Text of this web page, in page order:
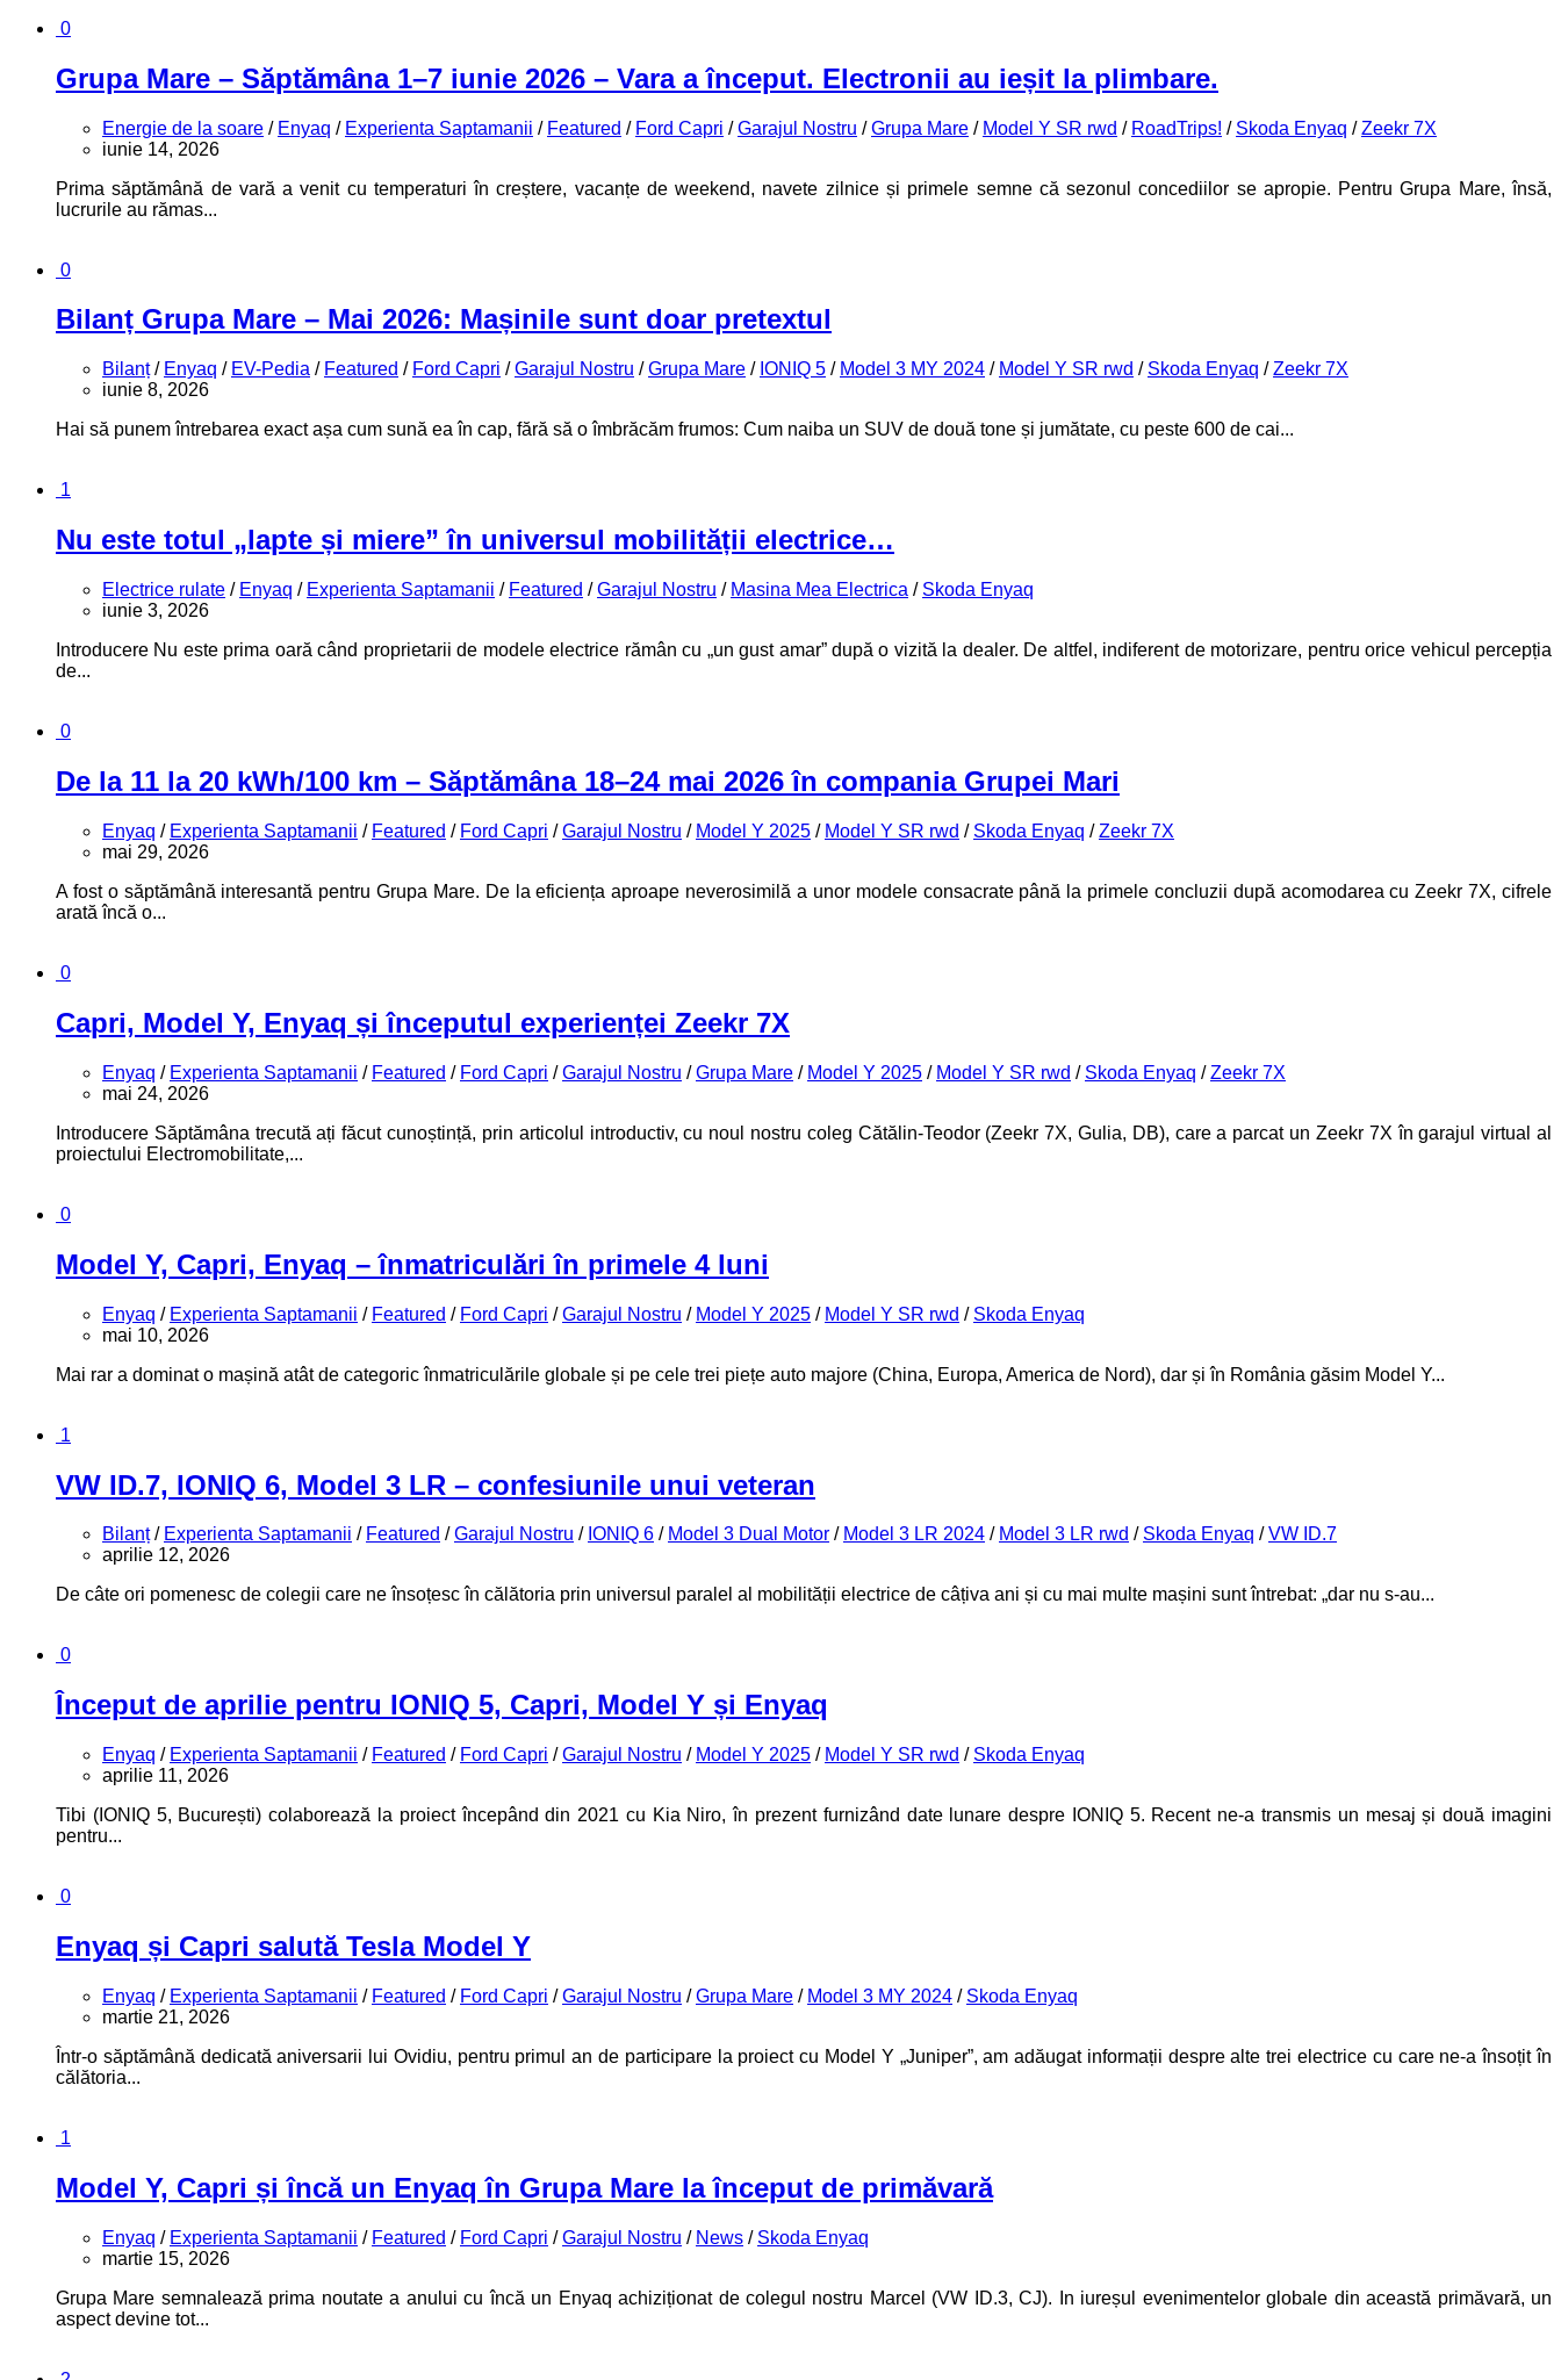
0
Grupa Mare – Săptămâna 1–7 iunie 2026 – Vara a început. Electronii au ieșit la plimbare.
Energie de la soare / Enyaq / Experienta Saptamanii / Featured / Ford Capri /Garajul Nostru /Grupa Mare / Model Y SR rwd / RoadTrips! / Skoda Enyaq /Zeekr 7X
iunie 14, 2026
Prima săptămână de vară a venit cu temperaturi în creștere, vacanțe de weekend, navete zilnice și primele semne că sezonul concediilor se apropie. Pentru Grupa Mare, însă,
lucrurile au rămas...
0
Bilanț Grupa Mare – Mai 2026: Mașinile sunt doar pretextul
Bilanț/ Enyaq / EV-Pedia / Featured / Ford Capri /Garajul Nostru /Grupa Mare / IONIQ 5 / Model 3 MY 2024 / Model Y SR rwd / Skoda Enyaq /Zeekr 7X
iunie 8, 2026
Hai să punem întrebarea exact așa cum sună ea în cap, fără să o îmbrăcăm frumos: Cum naiba un SUV de două tone și jumătate, cu peste 600 de cai...
1
Nu este totul „lapte și miere” în universul mobilității electrice…
Electrice rulate / Enyaq / Experienta Saptamanii / Featured /Garajul Nostru / Masina Mea Electrica / Skoda Enyaq
iunie 3, 2026
Introducere Nu este prima oară când proprietarii de modele electrice rămân cu „un gust amar” după o vizită la dealer. De altfel, indiferent de motorizare, pentru orice vehicul percepția
de...
0
De la 11 la 20 kWh/100 km – Săptămâna 18–24 mai 2026 în compania Grupei Mari
Enyaq / Experienta Saptamanii / Featured / Ford Capri /Garajul Nostru / Model Y 2025 / Model Y SR rwd / Skoda Enyaq /Zeekr 7X
mai 29, 2026
A fost o săptămână interesantă pentru Grupa Mare. De la eficiența aproape neverosimilă a unor modele consacrate până la primele concluzii după acomodarea cu Zeekr 7X, cifrele
arată încă o...
0
Capri, Model Y, Enyaq și începutul experienței Zeekr 7X
Enyaq / Experienta Saptamanii / Featured / Ford Capri /Garajul Nostru /Grupa Mare / Model Y 2025 / Model Y SR rwd / Skoda Enyaq /Zeekr 7X
mai 24, 2026
Introducere Săptămâna trecută ați făcut cunoștință, prin articolul introductiv, cu noul nostru coleg Cătălin-Teodor (Zeekr 7X, Gulia, DB), care a parcat un Zeekr 7X în garajul virtual al
proiectului Electromobilitate,...
0
Model Y, Capri, Enyaq – înmatriculări în primele 4 luni
Enyaq / Experienta Saptamanii / Featured / Ford Capri /Garajul Nostru / Model Y 2025 / Model Y SR rwd / Skoda Enyaq
mai 10, 2026
Mai rar a dominat o mașină atât de categoric înmatriculările globale și pe cele trei piețe auto majore (China, Europa, America de Nord), dar și în România găsim Model Y...
1
VW ID.7, IONIQ 6, Model 3 LR – confesiunile unui veteran
Bilanț/ Experienta Saptamanii / Featured /Garajul Nostru / IONIQ 6 / Model 3 Dual Motor / Model 3 LR 2024 / Model 3 LR rwd / Skoda Enyaq /VW ID.7
aprilie 12, 2026
De câte ori pomenesc de colegii care ne însoțesc în călătoria prin universul paralel al mobilității electrice de câțiva ani și cu mai multe mașini sunt întrebat: „dar nu s-au...
0
Început de aprilie pentru IONIQ 5, Capri, Model Y și Enyaq
Enyaq / Experienta Saptamanii / Featured / Ford Capri /Garajul Nostru / Model Y 2025 / Model Y SR rwd / Skoda Enyaq
aprilie 11, 2026
Tibi (IONIQ 5, București) colaborează la proiect începând din 2021 cu Kia Niro, în prezent furnizând date lunare despre IONIQ 5. Recent ne-a transmis un mesaj și două imagini
pentru...
0
Enyaq și Capri salută Tesla Model Y
Enyaq / Experienta Saptamanii / Featured / Ford Capri /Garajul Nostru /Grupa Mare / Model 3 MY 2024 / Skoda Enyaq
martie 21, 2026
Într-o săptămână dedicată aniversarii lui Ovidiu, pentru primul an de participare la proiect cu Model Y „Juniper”, am adăugat informații despre alte trei electrice cu care ne-a însoțit în
călătoria...
1
Model Y, Capri și încă un Enyaq în Grupa Mare la început de primăvară
Enyaq / Experienta Saptamanii / Featured / Ford Capri /Garajul Nostru / News / Skoda Enyaq
martie 15, 2026
Grupa Mare semnalează prima noutate a anului cu încă un Enyaq achiziționat de colegul nostru Marcel (VW ID.3, CJ). In iureșul evenimentelor globale din această primăvară, un
aspect devine tot...